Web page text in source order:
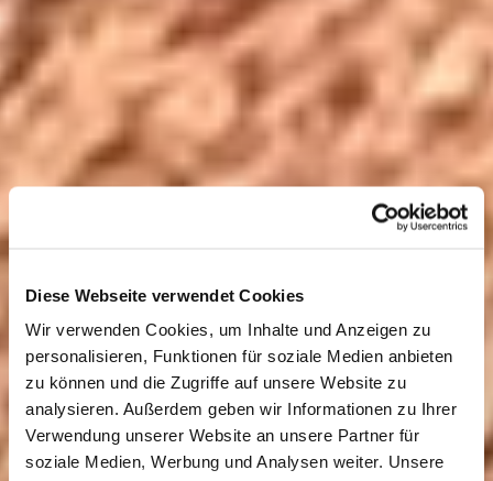
Diese Webseite verwendet Cookies
Wir verwenden Cookies, um Inhalte und Anzeigen zu
personalisieren, Funktionen für soziale Medien anbieten
zu können und die Zugriffe auf unsere Website zu
analysieren. Außerdem geben wir Informationen zu Ihrer
Verwendung unserer Website an unsere Partner für
soziale Medien, Werbung und Analysen weiter. Unsere